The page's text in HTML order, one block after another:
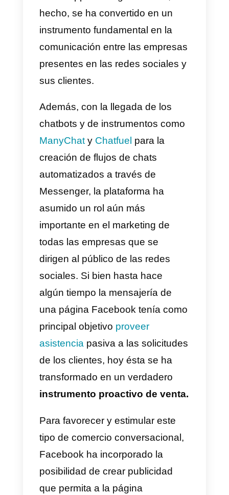
Messenger
Cada vez más empresas que
venden productos en línea
de venta: la aplicación de
mensajería de Facebook, junto a
WhatsApp e Instagram Direct, de
hecho, se ha convertido en un
instrumento fundamental en la
comunicación entre las
presentes en las redes sociales y
sus clientes.
Además, con la llegada de los
chatbots y de instrumentos como
ManyChat
Chatfuel
para la
creación de flujos de chats
automatizados a través de
Messenger, la plataforma ha
asumido un rol aún más
importante en el marketing de
todas las empresas que se
dirigen al público de las redes